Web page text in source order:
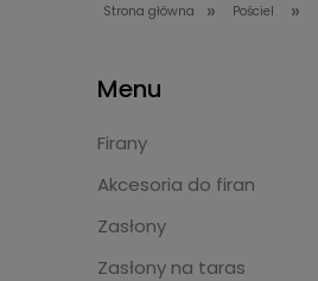
Strona główna » Pościel »
Menu
Firany
Akcesoria do firan
Zasłony
Zasłony na taras